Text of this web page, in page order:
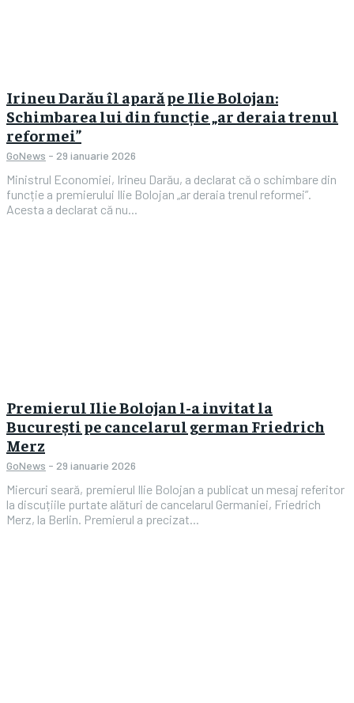
Irineu Darău îl apară pe Ilie Bolojan:
Schimbarea lui din funcție „ar deraia trenul
reformei”
GoNews - 29 ianuarie 2026
Ministrul Economiei, Irineu Darău, a declarat că o schimbare din
funcție a premierului Ilie Bolojan „ar deraia trenul reformei”.
Acesta a declarat că nu...
Premierul Ilie Bolojan l-a invitat la
București pe cancelarul german Friedrich
Merz
GoNews - 29 ianuarie 2026
Miercuri seară, premierul Ilie Bolojan a publicat un mesaj referitor
la discuțiile purtate alături de cancelarul Germaniei, Friedrich
Merz, la Berlin. Premierul a precizat...